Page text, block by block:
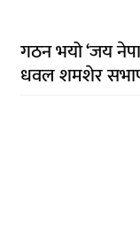
गठन भयो ‘जय
धवल शमशेर